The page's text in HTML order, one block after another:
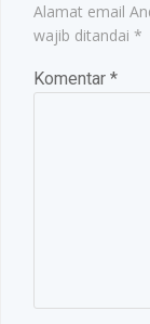
Alamat email
wajib ditandai *
Komentar *